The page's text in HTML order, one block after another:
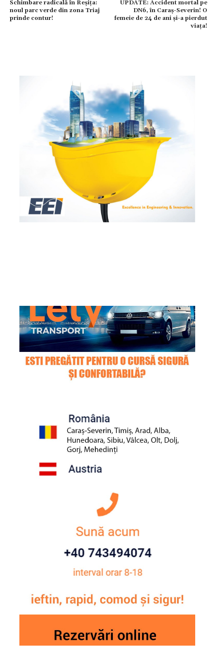
Schimbare radicală în Reșița:
noul parc verde din zona Triaj
prinde contur!
UPDATE: Accident mortal pe
DN6, în Caraș-Severin! O
femeie de 24 de ani și-a pierdut
viața!